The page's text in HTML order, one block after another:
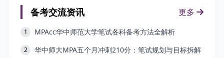
备考交流资讯 更多
1 MPAcc华中师范大学笔试各科备考方法全解析
2 华中师大MPA五个月冲刺210分：笔试规划与目标拆解